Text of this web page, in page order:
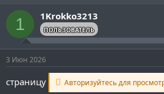
1 1Krokko3213
ПОЛЬЗОВАТЕЛЬ
3 Июн 2026
страницу Авторизуйтесь для